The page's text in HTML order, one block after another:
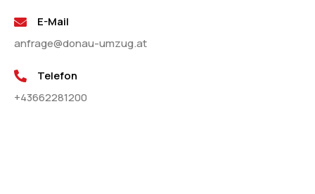
E-Mail
anfrage@donau-umzug.at
Telefon
+43662281200